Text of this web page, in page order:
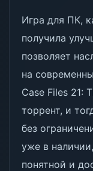
Игра для ПК,
получила
позволяет
на
Case Files 21:
торрент, и
без
уже в
понятной и